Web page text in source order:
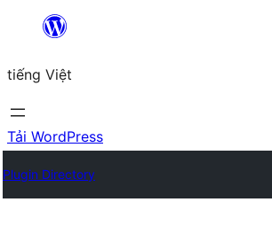
Chuyển
phần
nội
dung
tiếng Việt
Tải WordPress
Plugin Directory